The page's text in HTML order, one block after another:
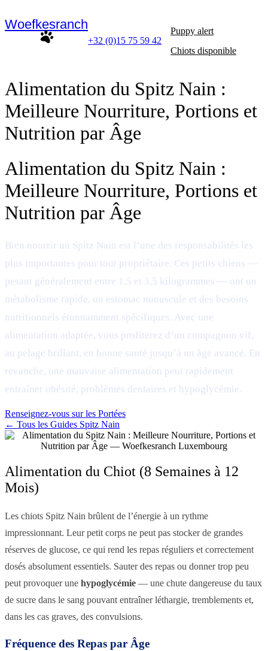
Woefkesranch
+32 (0)15 75 59 42
Puppy alert
Chiots disponible
Alimentation du Spitz Nain :
Meilleure Nourriture, Portions et
Nutrition par Âge
Alimentation du Spitz Nain :
Meilleure Nourriture, Portions et
Nutrition par Âge
Bien nourrir un Spitz Nain est l’une des responsabilités les
plus importantes pour tout propriétaire. Ces petits chiens —
pesant généralement entre 1,5 et 3,5 kilogrammes — ont un
métabolisme rapide, un estomac minuscule et des besoins
nutritionnels étonnamment spécifiques. Avec une
alimentation adaptée, vous profiterez d’un compagnon vif,
au pelage brillant, en bonne santé jusqu’à un âge avancé. En
revanche, une mauvaise alimentation peut rapidement
entraîner obésité, problèmes dentaires et hypoglycémie.
Renseignez-vous sur les Portées
← Tous les Guides Spitz Nain
Alimentation du Chiot (8 Semaines à 12
Mois)
Les chiots Spitz Nain brûlent de l’énergie à un rythme
impressionnant. Leur petit corps ne peut pas stocker de grandes
réserves de glucose, ce qui rend les repas réguliers et correctement
dosés absolument essentiels. Sauter des repas ou donner trop peu
peut provoquer une hypoglycémie — une chute dangereuse du taux
de sucre dans le sang pouvant entraîner léthargie, tremblements et,
dans les cas graves, des convulsions.
Fréquence des Repas par Âge